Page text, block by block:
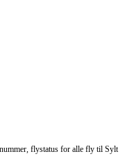
flystatus for alle fly til Sylt